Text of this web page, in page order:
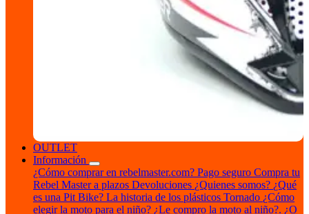
OUTLET
Información
¿Cómo comprar en rebelmaster.com? Pago seguro Compra tu
Rebel Master a plazos Devoluciones ¿Quienes somos? ¿Qué
es una Pit Bike? La historia de los plásticos Tornado ¿Cómo
elegir la moto para el niño? ¿Le compro la moto al niño?. ¿O